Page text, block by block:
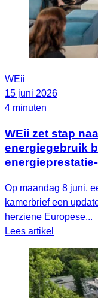
WEii
15 juni 2026
4 minuten
WEii zet stap
energiegebruik
Op maandag 8 juni,
kamerbrief een
herziene Europese...
Lees artikel